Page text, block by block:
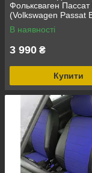
Фольксваген
(Volkswagen Passat
(модельні, окремий
підголовник)
В наявності
3 990 ₴
Купити